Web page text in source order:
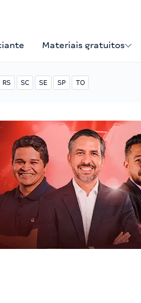
Materiais gratuitos
RS SC SE SP TO